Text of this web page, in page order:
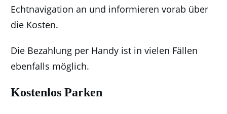
Echtnavigation an und informieren vorab über
die Kosten.
Die Bezahlung per Handy ist in vielen Fällen
ebenfalls möglich.
Kostenlos Parken